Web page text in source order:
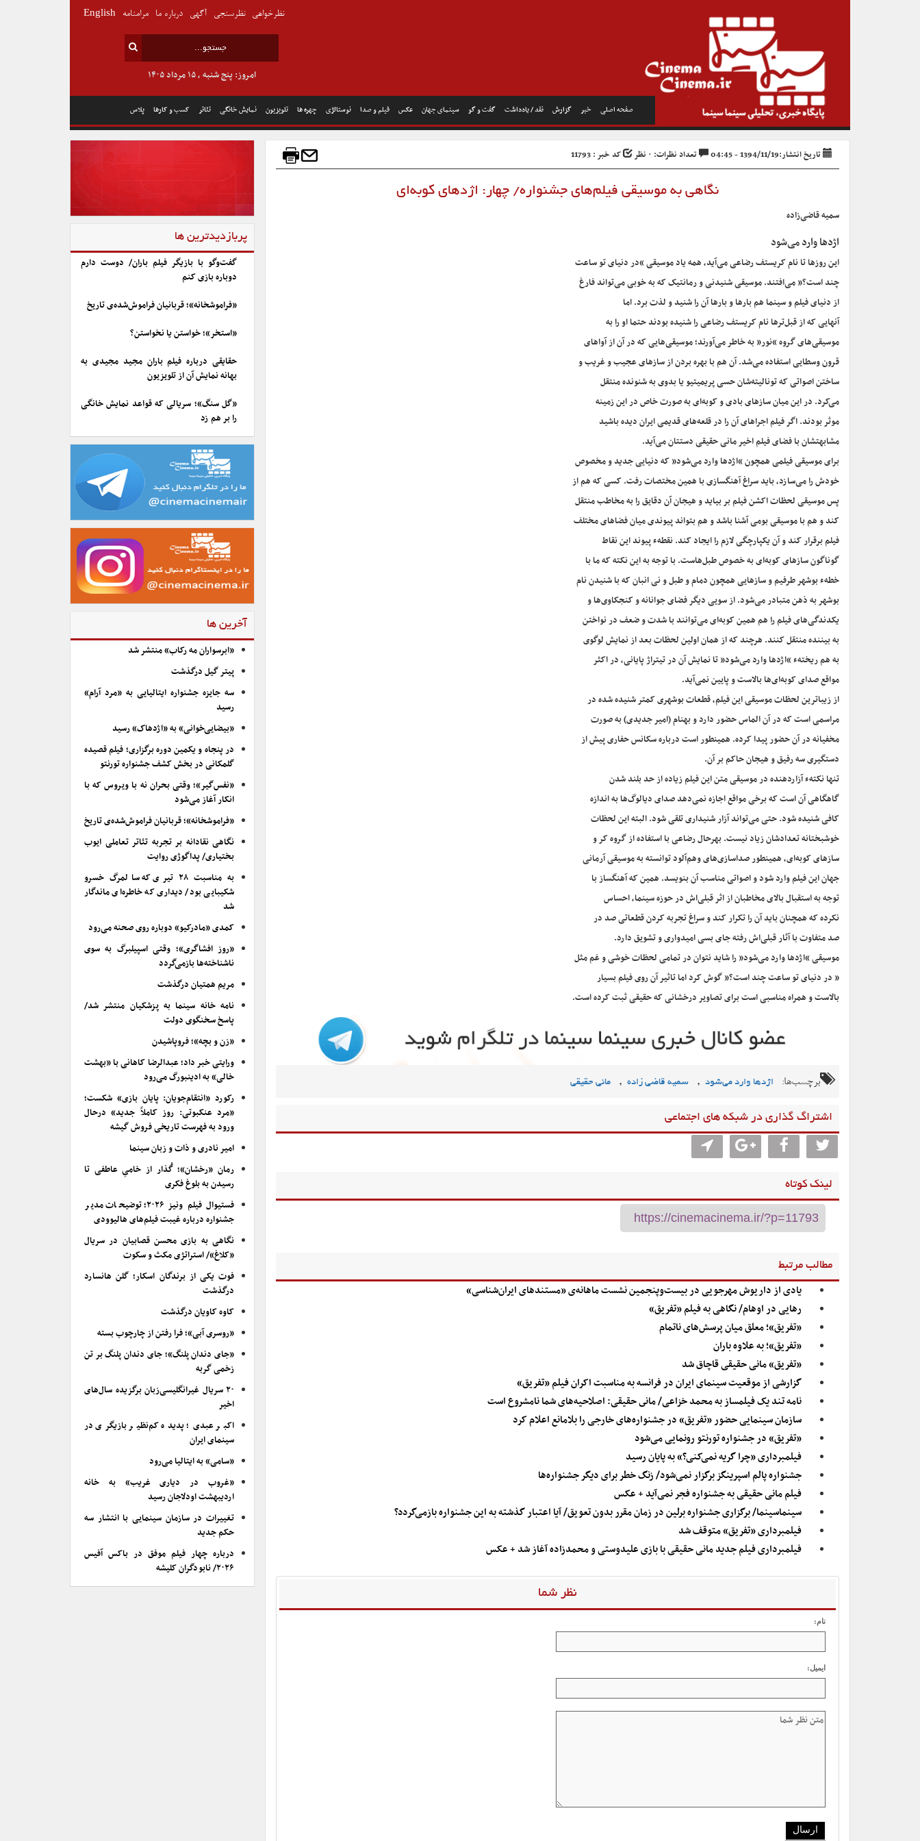
صفحه اصلی خبر گزارش نقد / یادداشت گفت و گو سینمای جهان عکس فیلم و صدا نوستالژی چهره ها تلویزیون نمایش خانگی تئاتر کسب و کارها پلاس
امروز: پنج شنبه , ۱۵ مرداد ۱۴۰۵
نظرخواهی نظرسنجی آگهی درباره ما مرامنامه English
تاریخ انتشار:1394/11/19 - 04:45 تعداد نظرات: ۰ نظر کد خبر : 11793
نگاهی به موسیقی فیلم‌های جشنواره/ چهار: اژدهای کوبه‌ای
سمیه قاضی‌زاده
اژدها وارد می‌شود
این روزها تا نام کریستف رضاعی می‌آید، همه یاد موسیقی “در دنیای تو ساعت
چند است؟” می‌افتند. موسیقی شنیدنی و رمانتیک که به خوبی می‌تواند فارغ
از دنیای فیلم و سینما هم بارها و بارها آن را شنید و لذت برد. اما
آنهایی که از قبل‌ترها نام کریستف رضاعی را شنیده بودند حتما او را به
موسیقی‌های گروه “نور” به خاطر می‌آورند؛ موسیقی‌هایی که در آن از آواهای
قرون وسطایی استفاده می‌شد. آن هم با بهره‌ بردن از سازهای عجیب و غریب و
ساختن اصواتی که تونالیته‌شان حسی پریمیتیو یا بدوی به شنونده منتقل
می‌کرد. در این میان سازهای بادی و کوبه‌‌ای به صورت خاص در این زمینه
موثر بودند. اگر فیلم اجراهای آن را در قلعه‌های قدیمی ایران دیده باشید
مشابهتشان با فضای فیلم اخیر مانی حقیقی دستتان می‌آید.
برای موسیقی فیلمی همچون “اژدها وارد می‌شود” که دنیایی جدید و مخصوص
خودش را می‌سازد، باید سراغ آهنگسازی با همین مختصات رفت. کسی که هم از
پس موسیقی لحظات اکشن فیلم بر بیاید و هیجان آن دقایق را به مخاطب منتقل
کند و هم با موسیقی بومی آشنا باشد و هم بتواند پیوندی میان فضاهای مختلف
فیلم برقرار کند و آن یکپارچگی لازم را ایجاد کند. نقطهء پیوند این نقاط
گوناگون سازهای کوبه‌ای به خصوص طبل‌هاست. با توجه به این نکته که ما با
خطهء بوشهر طرفیم و سازهایی همچون دمام و طبل و نی انبان که با شنیدن نام
بوشهر به ذهن متبادر می‌شود. از سویی دیگر فضای جوانانه و کنجکاوی‌ها و
یکدندگی‌های فیلم را هم همین کوبه‌ای می‌توانند با شدت و ضعف در نواختن
به بیننده منتقل کنند. هرچند که از همان اولین لحظات بعد از نمایش لوگوی
به هم ریختهء “اژدها وارد می‌شود” تا نمایش آن در تیتراژ پایانی، در اکثر
مواقع صدای کوبه‌ای‌ها بالاست و پایین نمی‌آید.
از زیباترین لحظات موسیقی این فیلم، قطعات بوشهری کمتر شنیده شده در
مراسمی است که در آن الماس حضور دارد و بهنام (امیر جدیدی) به صورت
مخفیانه در آن حضور پیدا کرده. همینطور است درباره سکانس حفاری پیش از
دستگیری سه رفیق و هیجان حاکم بر آن.
تنها نکتهء آزاردهنده در موسیقی متن این فیلم زیاده از حد بلند شدن
گاهگاهی آن است که برخی مواقع اجازه نمی‌دهد صدای دیالوگ‌ها به اندازه
کافی شنیده شود. حتی می‌تواند آزار شنیداری تلقی شود. البته این لحظات
خوشبختانه تعدادشان زیاد نیست. بهرحال رضاعی با استفاده از گروه کر و
سازهای کوبه‌ای، همینطور صداسازی‌های وهم‌آلود توانسته به موسیقی آرمانی
جهان این فیلم وارد شود و اصواتی مناسب آن بنویسد. همین که آهنگساز با
توجه به استقبال بالای مخاطبان از اثر قبلی‌اش در حوزه سینما، احساس
نکرده که همچنان باید آن را تکرار کند و سراغ تجربه‌ کردن قطعاتی صد در
صد متفاوت با آثار قبلی‌اش رفته جای بسی امیدواری و تشویق دارد.
موسیقی “اژدها وارد می‌شود” را شاید نتوان در تمامی لحظات خوشی و غم مثل
” در دنیای تو ساعت چند است؟” گوش کرد اما تاثیر آن روی فیلم بسیار
بالاست و همراه مناسبی است برای تصاویر درخشانی که حقیقی ثبت کرده است.
برچسب‌ها: اژدها وارد می‌شود , سمیه قاضی زاده , مانی حقیقی
اشتراگ گذاری در شبکه های اجتماعی
لینک کوتاه
مطالب مرتبط
یادی از داریوش مهرجویی در بیست‌وپنجمین نشست ماهانه‌ی «مستندهای ایران‌شناسی»
رهایی در اوهام/ نگاهی به فیلم «تفریق»
«تفریق»؛ معلق میان پرسش‌های ناتمام
«تفریق»؛ به علاوه باران
«تفریق» مانی حقیقی قاچاق شد
گزارشی از موقعیت سینمای ایران در فرانسه به مناسبت اکران فیلم «تفریق»
نامه تند یک فیلمساز به محمد خزاعی/ مانى حقیقی: اصلاحیه‌های شما نامشروع است
سازمان سینمایی حضور «تفریق» در جشنواره‌های خارجی را بلامانع اعلام کرد
«تفریق» در جشنواره تورنتو رونمایی می‌شود
فیلمبرداری «چرا گریه نمی‌کنی؟» به پایان رسید
جشنواره پالم اسپرینگز برگزار نمی‌شود/ زنگ خطر برای دیگر جشنواره‌ها
فیلم مانی حقیقی به جشنواره فجر نمی‌آید + عکس
سینماسینما/ برگزاری جشنواره برلین در زمان مقرر بدون تعویق/ آیا اعتبار گذشته به این جشنواره بازمی‌گردد؟
فیلمبرداری «تفریق» متوقف شد
فیلمبرداری فیلم جدید مانی حقیقی با بازی علیدوستی و محمدزاده آغاز شد + عکس
نظر شما
نام:
ایمیل:
پربازدیدترین ها
گفت‌وگو با بازیگر فیلم باران/ دوست دارم
دوباره بازی کنم
«فراموشخانه»؛ قربانیان فراموش‌شده‌ی تاریخ
«استخر»؛ خواستن یا نخواستن؟
حقایقی درباره فیلم باران مجید مجیدی به
بهانه نمایش آن از تلویزیون
«گل سنگ»؛ سریالی که قواعد نمایش خانگی
را بر هم زد
آخرین ها
«ابرسواران مه رکاب» منتشر شد
پیتر گیل درگذشت
سه جایزه جشنواره ایتالیایی به «مرد آرام»
رسید
«بیضایی‌خوانی» به «اژدهاک» رسید
در پنجاه و یکمین دوره برگزاری؛ فیلم قصیده
گلمکانی در بخش کشف جشنواره تورنتو
«نفس‌گیر»؛ وقتی بحران نه با ویروس که با
انکار آغاز می‌شود
«فراموشخانه»؛ قربانیان فراموش‌شده‌ی تاریخ
نگاهی نقادانه بر تجربه تئاتر تعاملی ایوب
بختیاری/ پداگوژی روایت
به مناسبت ۲۸ تیری که سالمرگ خسرو
شکیبایی بود/ دیداری که خاطره‌ای ماندگار
شد
کمدی «مادرکیو» دوباره روی صحنه می‌رود
«روز افشاگری»؛ وقتی اسپیلبرگ به سوی
ناشناخته‌ها بازمی‌گردد
مریم همتیان درگذشت
نامه خانه سینما به پزشکیان منتشر شد/
پاسخ سخنگوی دولت
«زن و بچه»؛ فروپاشیدن
ورایتی خبر داد؛ عبدالرضا کاهانی با «بهشت
خالی» به ادینبورگ می‌رود
رکورد «انتقام‌جویان: پایان بازی» شکست؛
«مرد عنکبوتی: روز کاملاً جدید» درحال
ورود به فهرست تاریخی فروش گیشه
امیر نادری و ذات و زبان سینما
رمان «رخشان»؛ گُذار از خامیِ عاطفی تا
رسیدن به بلوغ فکری
فستیوال فیلم ونیز ۲۰۲۶؛ توضیحات مدیر
جشنواره درباره غیبت فیلم‌های هالیوودی
نگاهی به بازی محسن قصابیان در سریال
«کلاغ»/ استراتژی مکث و سکوت
فوت یکی از برندگان اسکار؛ گلن هانسارد
درگذشت
کاوه کاویان درگذشت
«روسری آبی»؛ فرا رفتن از چارچوب بسته
«جای دندان پلنگ»؛ جای دندان پلنگ بر تن
زخمی گربه
۲۰ سریال غیرانگلیسی‌زبان برگزیده سال‌های
اخیر
اکبر عبدی؛ پدیده کم‌نظیر بازیگری در
سینمای ایران
«سامی» به ایتالیا می‌رود
«غروب در دیاری غریب» به خانه
اردیبهشت اودلاجان رسید
تغییرات در سازمان سینمایی با انتشار سه
حکم جدید
درباره چهار فیلم موفق در باکس آفیس
۲۰۲۶/ نابودگران کلیشه